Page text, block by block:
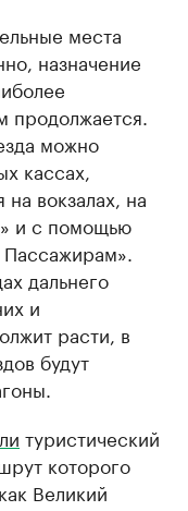
места
назначение
продолжается.
можно
кассах,
вокзалах, на
и с помощью
дальнего
и
расти, в
будут
туристический
которого
Великий